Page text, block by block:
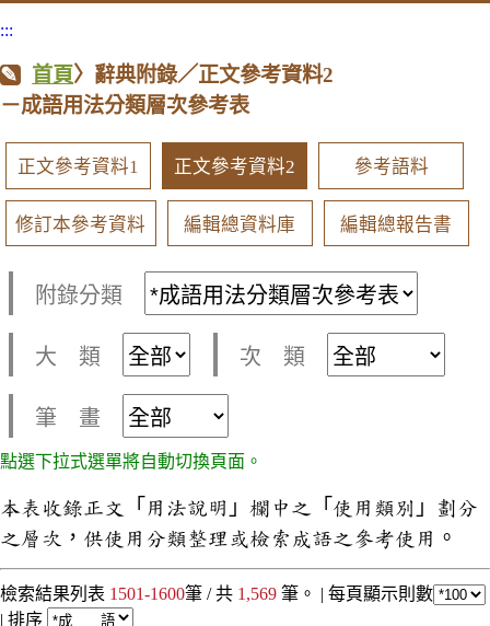
:::
首頁〉辭典附錄／正文參考資料2
－成語用法分類層次參考表
正文參考資料1 正文參考資料2 參考語料
修訂本參考資料 編輯總資料庫 編輯總報告書
附錄分類
大 類 次 類
筆 畫
點選下拉式選單將自動切換頁面。
本表收錄正文「用法說明」欄中之「使用類別」劃分
之層次，供使用分類整理或檢索成語之參考使用。
檢索結果列表 1501-1600筆 / 共 1,569 筆。 | 每頁顯示則數
| 排序